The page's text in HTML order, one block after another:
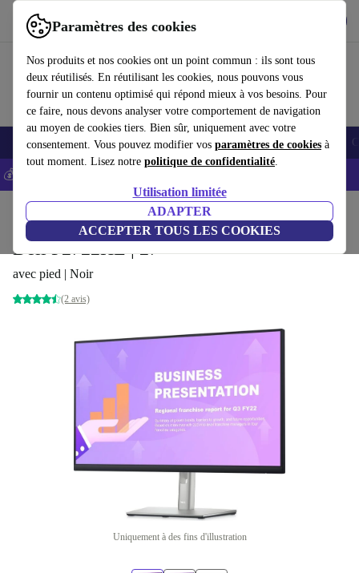
Paramètres des cookies
Nos produits et nos cookies ont un point commun : ils sont tous
deux réutilisés. En réutilisant les cookies, nous pouvons vous
fournir un contenu optimisé qui répond mieux à vos besoins. Pour
ce faire, nous devons analyser votre comportement de navigation
au moyen de cookies tiers. Bien sûr, uniquement avec votre
consentement. Vous pouvez modifier vos paramètres de cookies à
tout moment. Lisez notre politique de confidentialité.
Utilisation limitée
ADAPTER
ACCEPTER TOUS LES COOKIES
Utilisez refurbed rapidement et facilement
Smartphones Laptops Tablettes Montres connectées Accessoires
💰-5% EXTRA sur les iPhones – Code: IPHONEDEAL -
Dell P2722HE | 27"
avec pied | Noir
(2 avis)
Uniquement à des fins d'illustration